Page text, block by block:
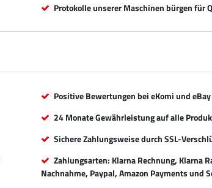
Protokolle unserer Maschinen bürgen für
Positive Bewertungen bei eKomi und eBay
24 Monate Gewährleistung auf alle
Sichere Zahlungsweise durch SSL-
Zahlungsarten: Klarna Rechnung, Klarna
Nachnahme, Paypal, Amazon Payments und